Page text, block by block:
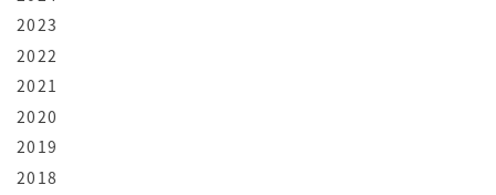
2023
2022
2021
2020
2019
2018